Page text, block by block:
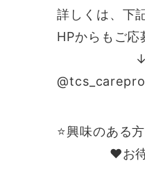
詳しくは、下
HPからもご応
↓
⭐️興味のある
❤️お待ち